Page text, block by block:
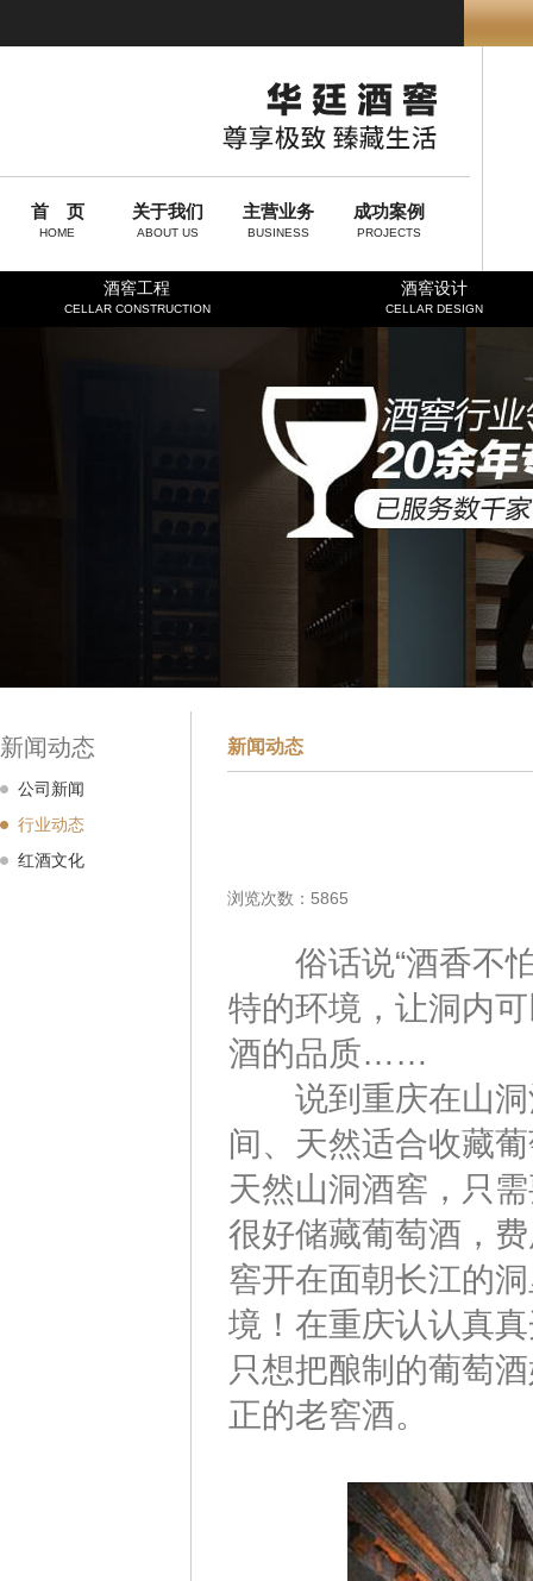
首 页
HOME
关于我们
ABOUT US
主营业务
BUSINESS
成功案例
PROJECTS
酒窖工程
CELLAR CONSTRUCTION
酒窖设计
CELLAR DESIGN
新闻动态
公司新闻
行业动态
红酒文化
新闻动态
浏览次数：5865
俗话说“酒香不怕
特的环境，让洞内
酒的品质……
说到重庆在山洞
间、天然适合收藏
天然山洞酒窖，只
很好储藏葡萄酒，
窖开在面朝长江的
境！在重庆认认真
只想把酿制的葡萄
正的老窖酒。